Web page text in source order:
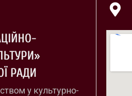
РАДИ
у культурно-